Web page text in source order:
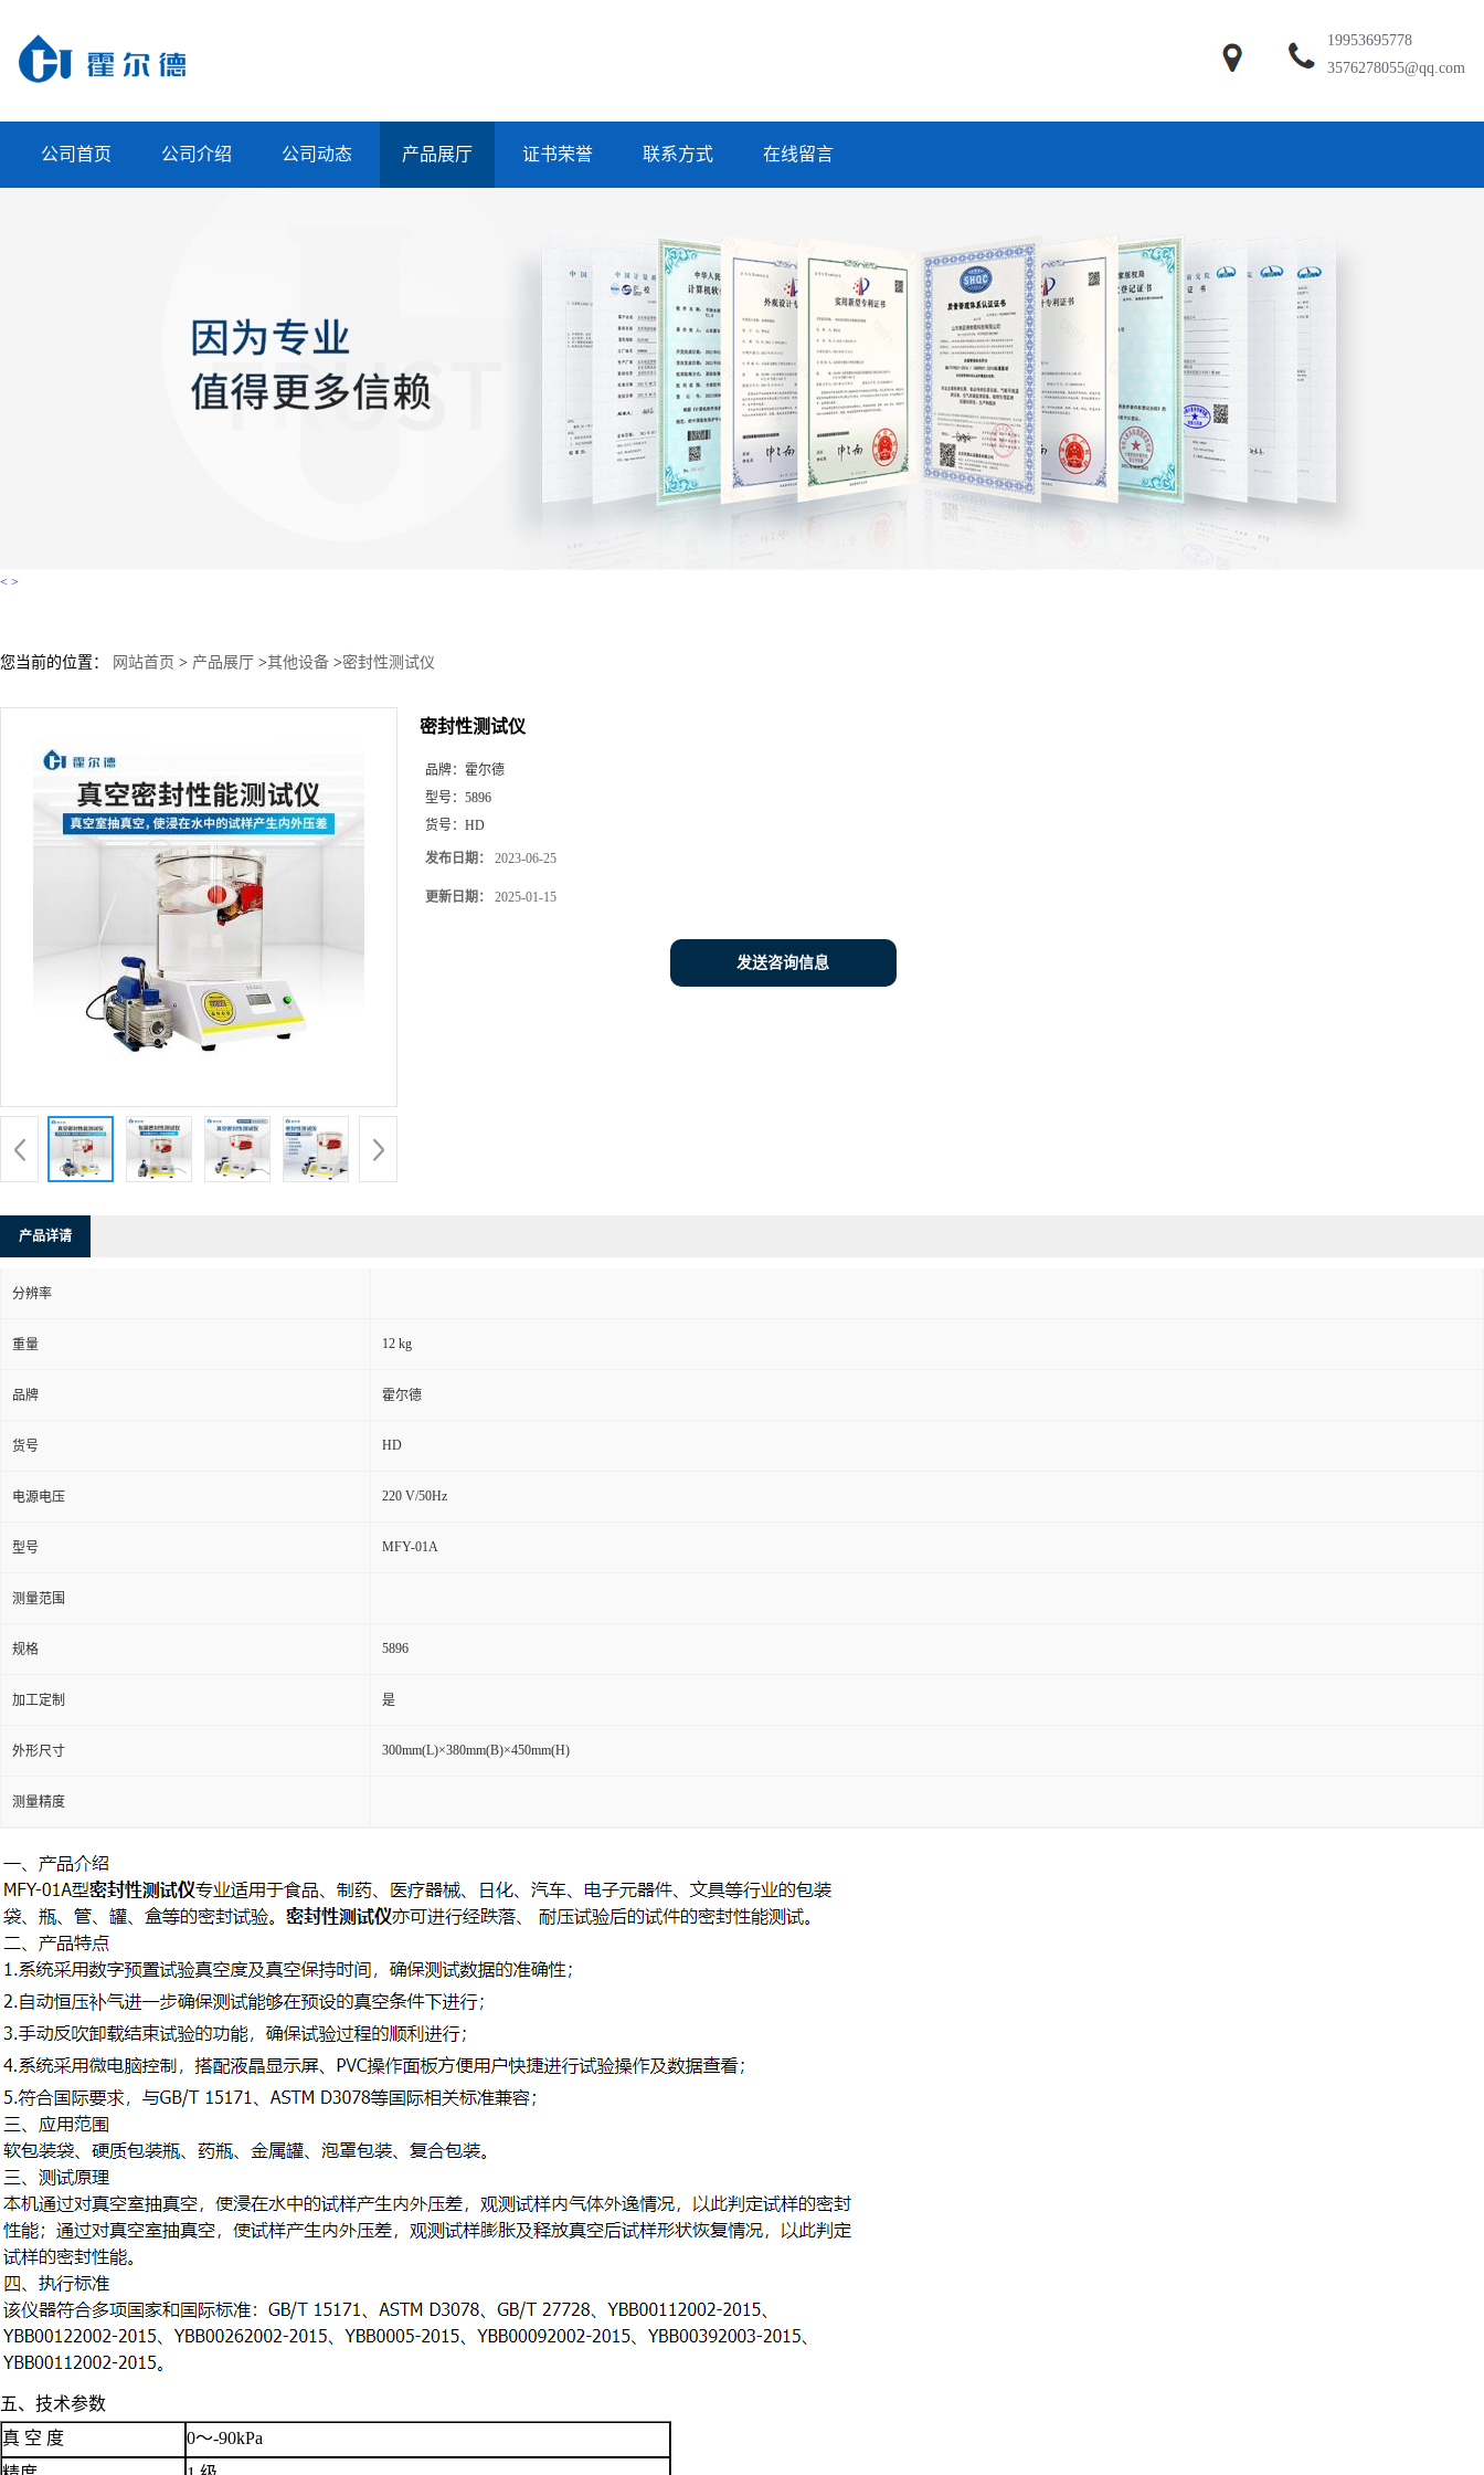
19953695778
3576278055@qq.com
公司首页 公司介绍 公司动态 产品展厅 证书荣誉 联系方式 在线留言
< >
您当前的位置： 网站首页 > 产品展厅 >其他设备 >密封性测试仪
密封性测试仪
品牌： 霍尔德
型号： 5896
货号： HD
发布日期： 2023-06-25
更新日期： 2025-01-15
发送咨询信息
产品详请
分辨率
重量 12 kg
品牌 霍尔德
货号 HD
电源电压 220 V/50Hz
型号 MFY-01A
测量范围
规格 5896
加工定制 是
外形尺寸 300mm(L)×380mm(B)×450mm(H)
测量精度
五、技术参数
真 空 度
0～-90kPa